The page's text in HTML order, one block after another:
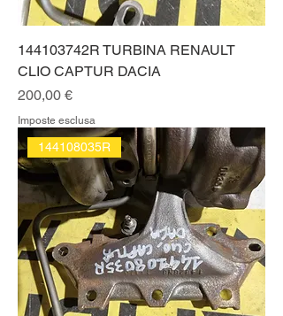
144103742R TURBINA RENAULT
CLIO CAPTUR DACIA
Prezzo
200,00 €
Imposte esclusa
144108035R